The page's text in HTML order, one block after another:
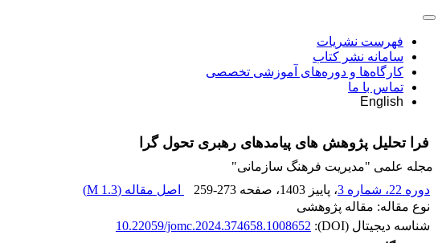
فهرست نشریات
سامانه نشر کتاب
کارگاه‌ها و دوره‌های آموزشی تخصصی
تماس با ما
English
فرا تحلیل پژوهش های پیامدهای رهبری تحول گرا
مجله علمی "مدیریت فرهنگ سازمانی"
دوره 22، شماره 3
، پاییز 1403 ، صفحه 259-273 اصل مقاله (1.3 M
)
نوع مقاله: مقاله پژوهشی
شناسه دیجیتال (DOI):
10.22059/jomc.2024.374658.1008652